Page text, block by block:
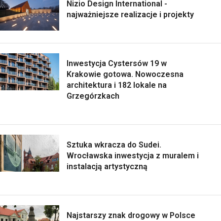
Nizio Design International -
najważniejsze realizacje i projekty
Inwestycja Cystersów 19 w
Krakowie gotowa. Nowoczesna
architektura i 182 lokale na
Grzegórzkach
Sztuka wkracza do Sudei.
Wrocławska inwestycja z muralem i
instalacją artystyczną
Najstarszy znak drogowy w Polsce